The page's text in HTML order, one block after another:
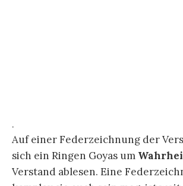
.
Harmut Böhme führte in seiner
noch eine Reihe von Beispielen